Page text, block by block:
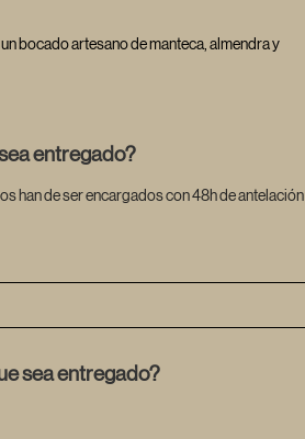
bocado artesano de manteca, almendra y
entregado?
han de ser encargados con 48h de antelación
sea entregado?